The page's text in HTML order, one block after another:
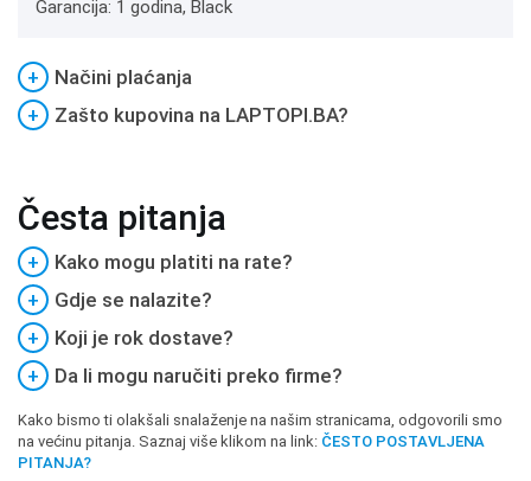
Garancija: 1 godina, Black
+
Načini plaćanja
+
Zašto kupovina na LAPTOPI.BA?
Česta pitanja
+
Kako mogu platiti na rate?
+
Gdje se nalazite?
+
Koji je rok dostave?
+
Da li mogu naručiti preko firme?
Kako bismo ti olakšali snalaženje na našim stranicama, odgovorili smo
na većinu pitanja. Saznaj više klikom na link: ČESTO POSTAVLJENA
PITANJA?